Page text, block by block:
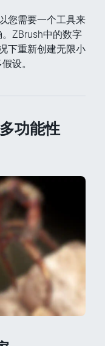
您需要一个工具来
ZBrush中的数字
下重新创建无限小
设。
功能性